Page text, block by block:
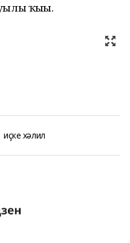
ҡыҙы.
иҫке хәлил